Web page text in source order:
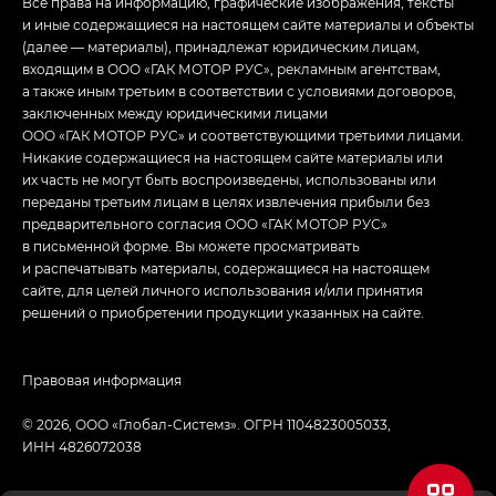
и иные содержащиеся на настоящем сайте материалы и объекты
(далее — материалы), принадлежат юридическим лицам,
входящим в ООО «ГАК МОТОР РУС», рекламным агентствам,
а также иным третьим в соответствии с условиями договоров,
заключенных между юридическими лицами
ООО «ГАК МОТОР РУС» и соответствующими третьими лицами.
Никакие содержащиеся на настоящем сайте материалы или
их часть не могут быть воспроизведены, использованы или
переданы третьим лицам в целях извлечения прибыли без
предварительного согласия ООО «ГАК МОТОР РУС»
в письменной форме. Вы можете просматривать
и распечатывать материалы, содержащиеся на настоящем
сайте, для целей личного использования и/или принятия
решений о приобретении продукции указанных на сайте.
© 2026, ООО «‎Глобал-Системз». ОГРН 1104823005033,
ИНН 4826072038
Правовая информация